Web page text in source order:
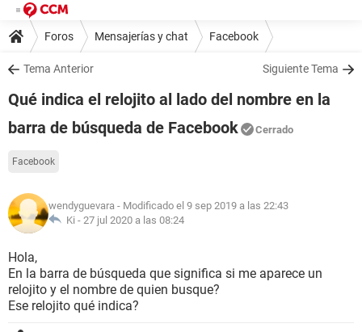
Foros Mensajerías y chat Facebook
Tema Anterior Siguiente Tema
Qué indica el relojito al lado del nombre en la
barra de búsqueda de Facebook
Cerrado
Facebook
wendyguevara - Modificado el 9 sep 2019 a las 22:43
Ki - 27 jul 2020 a las 08:24
Hola,
En la barra de búsqueda que significa si me aparece un
relojito y el nombre de quien busque?
Ese relojito qué indica?